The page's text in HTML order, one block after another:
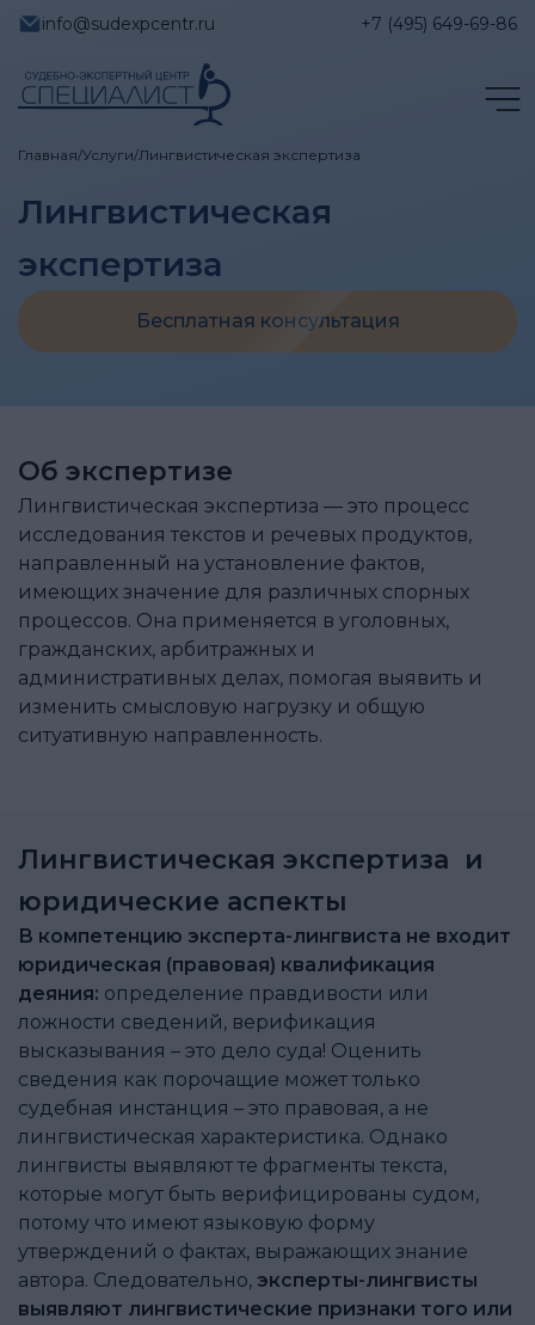
info@sudexpcentr.ru +7 (495) 649-69-86
Главная/Услуги/Лингвистическая экспертиза
Лингвистическая
экспертиза
Бесплатная консультация
Об экспертизе
Лингвистическая экспертиза — это процесс
исследования текстов и речевых продуктов,
направленный на установление фактов,
имеющих значение для различных спорных
процессов. Она применяется в уголовных,
гражданских, арбитражных и
административных делах, помогая выявить и
изменить смысловую нагрузку и общую
ситуативную направленность.
Лингвистическая экспертиза и
юридические аспекты
В компетенцию эксперта-лингвиста не входит
юридическая (правовая) квалификация
деяния: определение правдивости или
ложности сведений, верификация
высказывания – это дело суда! Оценить
сведения как порочащие может только
судебная инстанция – это правовая, а не
лингвистическая характеристика. Однако
лингвисты выявляют те фрагменты текста,
которые могут быть верифицированы судом,
потому что имеют языковую форму
утверждений о фактах, выражающих знание
автора. Следовательно, эксперты-лингвисты
выявляют лингвистические признаки того или